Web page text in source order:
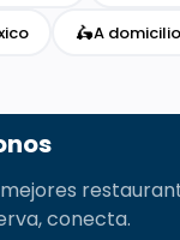
🛵A domicilio
conecta.